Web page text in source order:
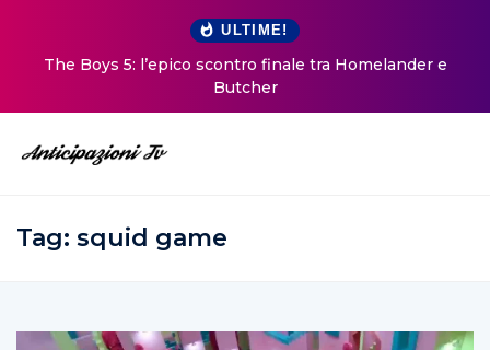
ULTIME!
The Boys 5: l’epico scontro finale tra Homelander e
Butcher
Tag: squid game